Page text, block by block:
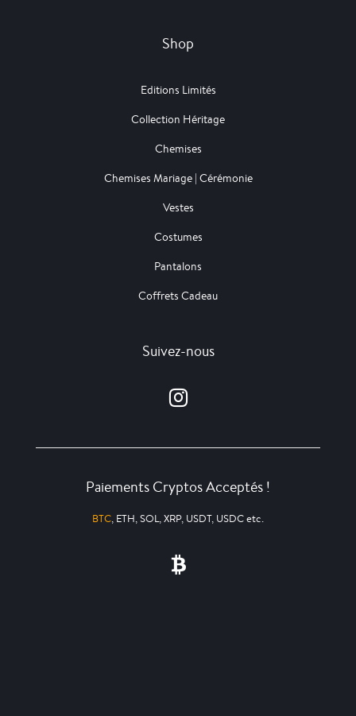
Shop
Editions Limités
Collection Héritage
Chemises
Chemises Mariage | Cérémonie
Vestes
Costumes
Pantalons
Coffrets Cadeau
Suivez-nous
Paiements Cryptos Acceptés !
BTC, ETH, SOL, XRP, USDT, USDC etc.